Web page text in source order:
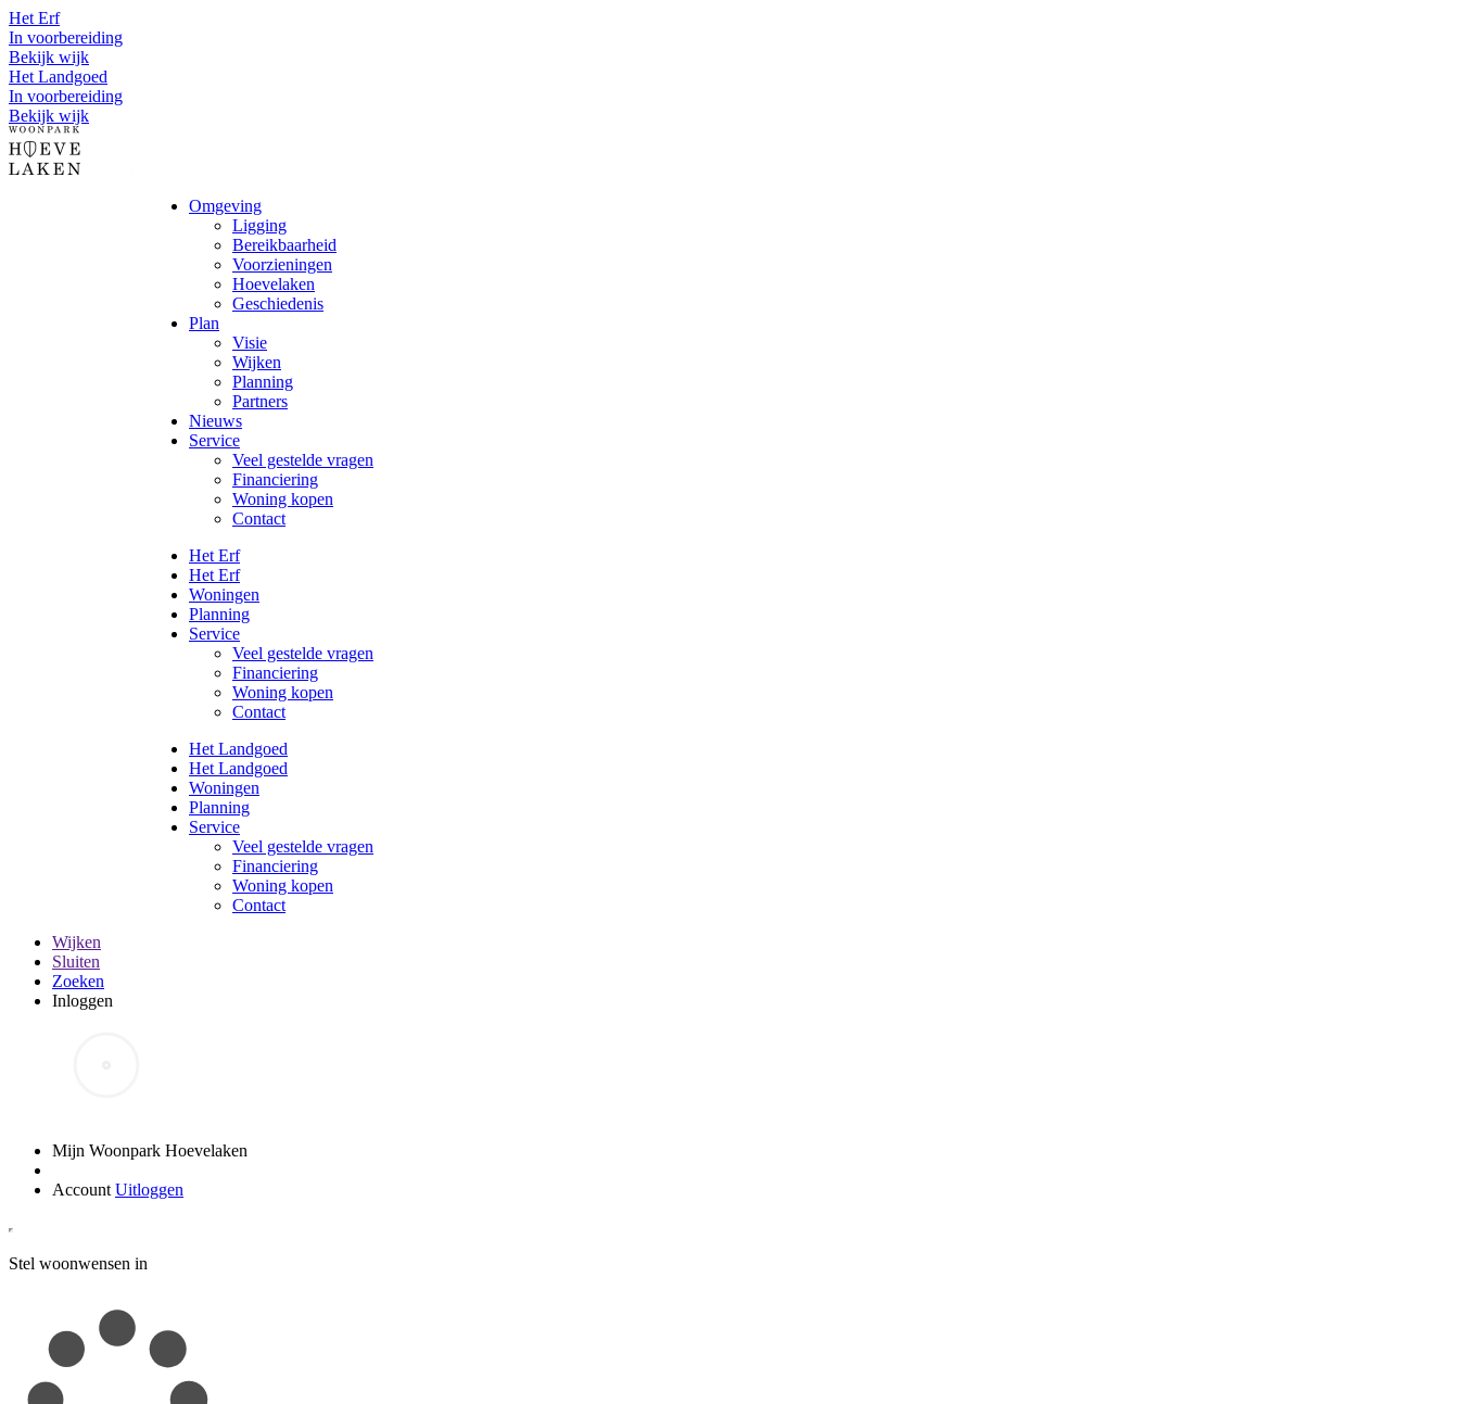
Het Erf
In voorbereiding
Bekijk wijk
Het Landgoed
In voorbereiding
Bekijk wijk
Omgeving
Ligging
Bereikbaarheid
Voorzieningen
Hoevelaken
Geschiedenis
Plan
Visie
Wijken
Planning
Partners
Nieuws
Service
Veel gestelde vragen
Financiering
Woning kopen
Contact
Het Erf
Het Erf
Woningen
Planning
Service
Veel gestelde vragen
Financiering
Woning kopen
Contact
Het Landgoed
Het Landgoed
Woningen
Planning
Service
Veel gestelde vragen
Financiering
Woning kopen
Contact
Wijken
Sluiten
Zoeken
Inloggen
Mijn Woonpark Hoevelaken
Account Uitloggen
Stel woonwensen in